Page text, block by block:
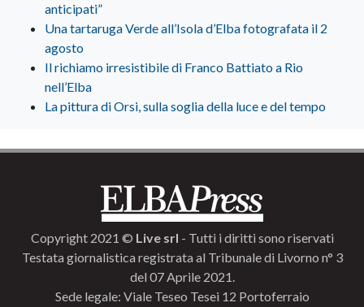
anticipati”
Una tartaruga Verde all’Isola d’Elba fotografata il 2
agosto
Il richiamo irresistibile di Franco Battiato a Rio
nell’Elba
La pittura di Orsi, sulla soglia della luce e del tempo
Copyright 2021 © Live srl - Tutti i diritti sono riservati
Testata giornalistica registrata al Tribunale di Livorno n° 3
del 07 Aprile 2021.
Sede legale: Viale Teseo Tesei 12 Portoferraio